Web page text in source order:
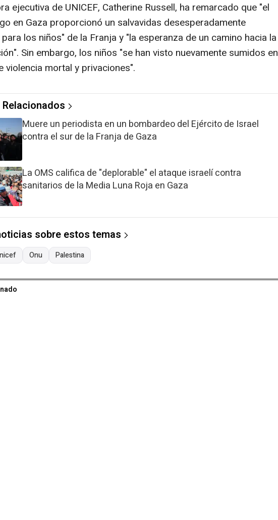
ejecutiva de UNICEF, Catherine Russell, ha remarcado que "el
en Gaza proporcionó un salvavidas desesperadamente
los niños" de la Franja y "la esperanza de un camino hacia la
Sin embargo, los niños "se han visto nuevamente sumidos en
violencia mortal y privaciones".
Muere un periodista en un bombardeo del Ejército de Israel
contra el sur de la Franja de Gaza
La OMS califica de "deplorable" el ataque israelí contra
sanitarios de la Media Luna Roja en Gaza
sobre estos temas
Onu Palestina